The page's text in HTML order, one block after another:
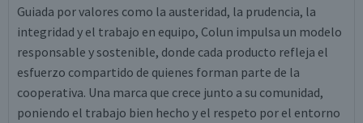
Guiada por valores como la austeridad, la prudencia, la
integridad y el trabajo en equipo, Colun impulsa un modelo
responsable y sostenible, donde cada producto refleja el
esfuerzo compartido de quienes forman parte de la
cooperativa. Una marca que crece junto a su comunidad,
poniendo el trabajo bien hecho y el respeto por el entorno